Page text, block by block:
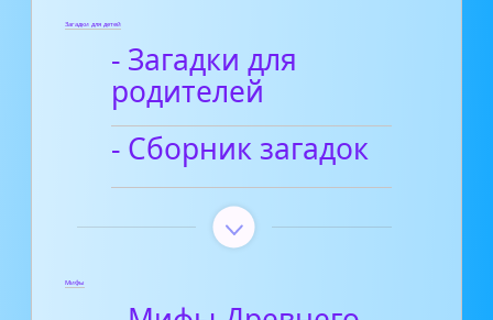
Загадки для детей
- Загадки для
родителей
- Сборник загадок
Мифы